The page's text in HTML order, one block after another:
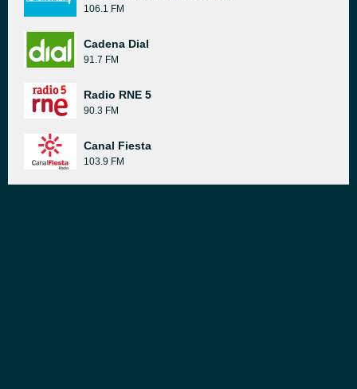
106.1 FM
Cadena Dial
91.7 FM
Radio RNE 5
90.3 FM
Canal Fiesta
103.9 FM